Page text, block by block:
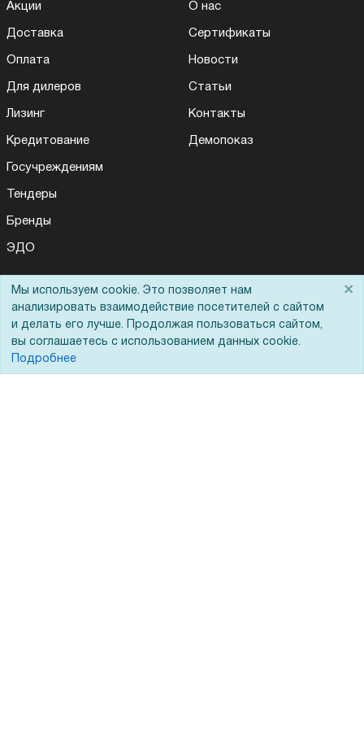
Акции
Доставка
Оплата
Для дилеров
Лизинг
Кредитование
Госучреждениям
Тендеры
Бренды
ЭДО
О нас
Сертификаты
Новости
Статьи
Контакты
Демопоказ
Помощь
Вопрос-ответ
Мы используем cookie. Это позволяет нам
анализировать взаимодействие посетителей с сайтом
и делать его лучше. Продолжая пользоваться сайтом,
вы соглашаетесь с использованием данных cookie.
Подробнее
×